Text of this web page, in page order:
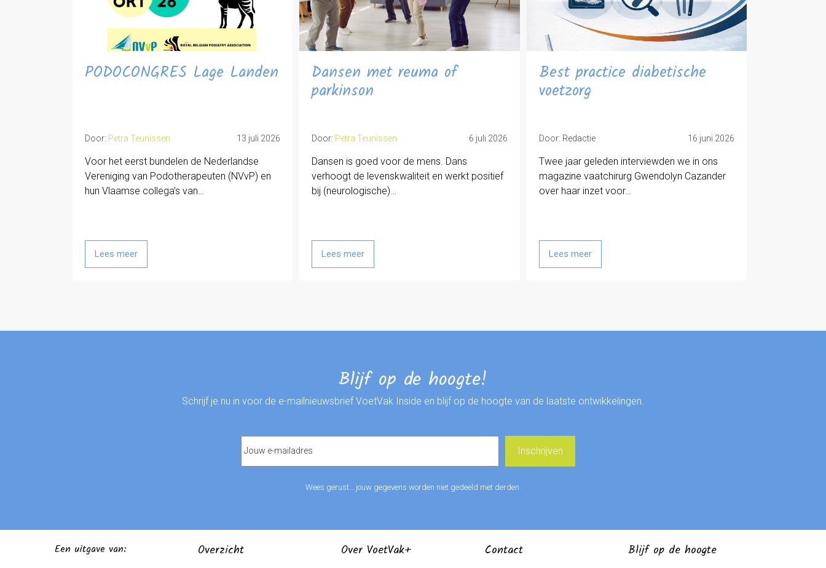
PODOCONGRES Lage Landen
Door: Petra Teunissen 13 juli 2026
Voor het eerst bundelen de Nederlandse
Vereniging van Podotherapeuten (NVvP) en
hun Vlaamse collega’s van…
Lees meer
Dansen met reuma of
parkinson
Door: Petra Teunissen 6 juli 2026
Dansen is goed voor de mens. Dans
verhoogt de levenskwaliteit en werkt positief
bij (neurologische)…
Lees meer
Best practice diabetische
voetzorg
Door: Redactie 16 juni 2026
Twee jaar geleden interviewden we in ons
magazine vaatchirurg Gwendolyn Cazander
over haar inzet voor…
Lees meer
Blijf op de hoogte!
Schrijf je nu in voor de e-mailnieuwsbrief VoetVak Inside en blijf op de hoogte van de laatste ontwikkelingen.
Wees gerust… jouw gegevens worden niet gedeeld met derden.
Een uitgave van: Overzicht Over VoetVak+ Contact Blijf op de hoogte